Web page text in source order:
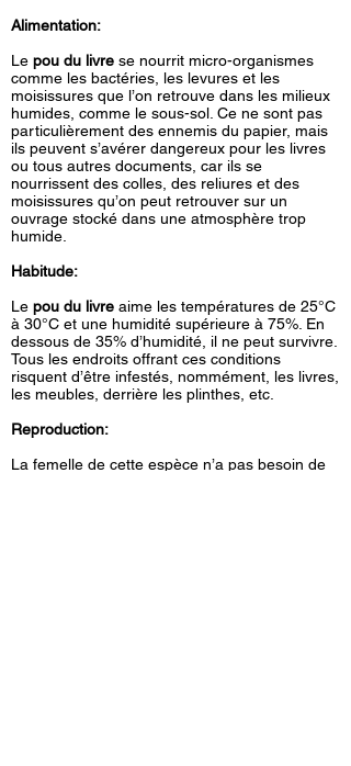
Alimentation:
Le pou du livre se nourrit micro-organismes
comme les bactéries, les levures et les
moisissures que l’on retrouve dans les milieux
humides, comme le sous-sol. Ce ne sont pas
particulièrement des ennemis du papier, mais
ils peuvent s’avérer dangereux pour les livres
ou tous autres documents, car ils se
nourrissent des colles, des reliures et des
moisissures qu’on peut retrouver sur un
ouvrage stocké dans une atmosphère trop
humide.
Habitude:
Le pou du livre aime les températures de 25°C
à 30°C et une humidité supérieure à 75%. En
dessous de 35% d’humidité, il ne peut survivre.
Tous les endroits offrant ces conditions
risquent d’être infestés, nommément, les livres,
les meubles, derrière les plinthes, etc.
Reproduction:
La femelle de cette espèce n’a pas besoin de